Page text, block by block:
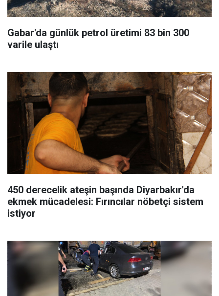
Gabar'da günlük petrol üretimi 83 bin 300
varile ulaştı
450 derecelik ateşin başında Diyarbakır'da
ekmek mücadelesi: Fırıncılar nöbetçi sistem
istiyor